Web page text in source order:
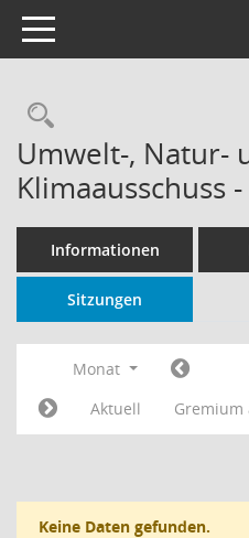
Toggle navigation
Umwelt-, Natur-
Klimaausschuss
Informationen
Sitzungen
Monat
Aktuell
Gremium
Keine Daten gefunden.